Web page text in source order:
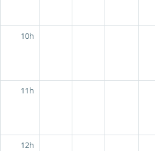
10h
11h
12h